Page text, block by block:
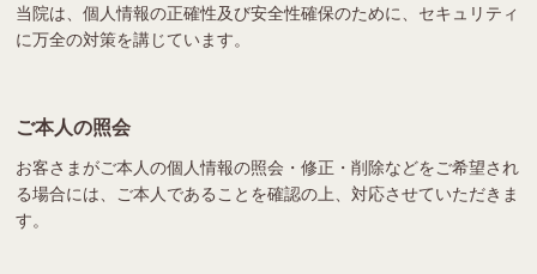
当院は、個人情報の正確性及び安全性確保のために、セキュリティ
に万全の対策を講じています。
ご本人の照会
お客さまがご本人の個人情報の照会・修正・削除などをご希望され
る場合には、ご本人であることを確認の上、対応させていただきま
す。